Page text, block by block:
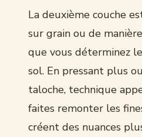
La deuxième couche
sur grain ou de
que vous déterminez
sol. En pressant plus
taloche, technique
faites remonter les
créent des nuances